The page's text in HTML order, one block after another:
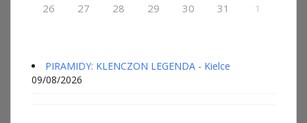
26 27 28 29 30 31 1
PIRAMIDY: KLENCZON LEGENDA - Kielce
09/08/2026